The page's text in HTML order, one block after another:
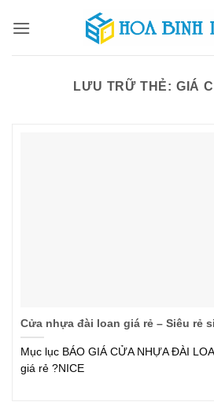
qua
LƯU TRỮ THẺ: GIÁ
Cửa nhựa đài loan giá rẻ – Siêu rẻ
Mục lục BÁO GIÁ CỬA NHỰA ĐÀI
giá rẻ ?NICE